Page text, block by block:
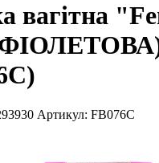
вагітна
Артикул: FB076C